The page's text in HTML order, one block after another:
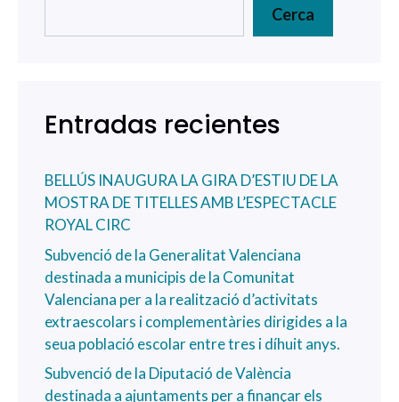
Cerca
Entradas recientes
BELLÚS INAUGURA LA GIRA D’ESTIU DE LA
MOSTRA DE TITELLES AMB L’ESPECTACLE
ROYAL CIRC
Subvenció de la Generalitat Valenciana
destinada a municipis de la Comunitat
Valenciana per a la realització d’activitats
extraescolars i complementàries dirigides a la
seua població escolar entre tres i díhuit anys.
Subvenció de la Diputació de València
destinada a ajuntaments per a finançar els